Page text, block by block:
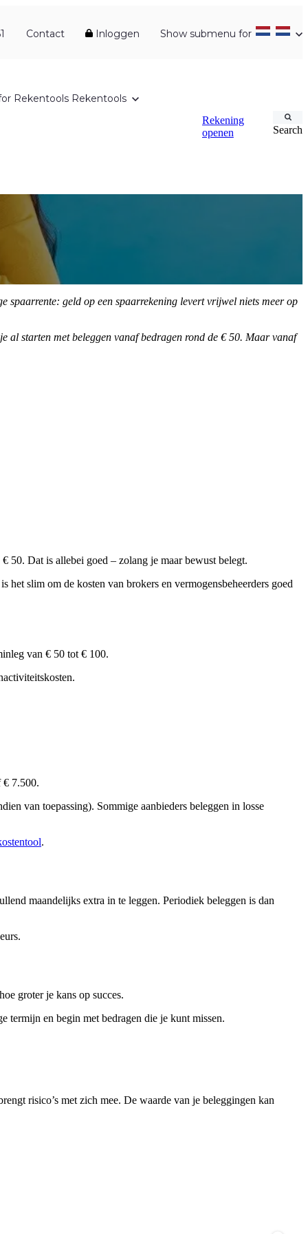
Contact Inloggen Show submenu for
Rekentools Rekentools
Rekening
openen
Search
spaarrente: geld op een spaarrekening levert vrijwel niets meer op
al starten met beleggen vanaf bedragen rond de € 50. Maar vanaf
50. Dat is allebei goed – zolang je maar bewust belegt.
het slim om de kosten van brokers en vermogensbeheerders goed
van € 50 tot € 100.
€ 7.500.
van toepassing). Sommige aanbieders beleggen in losse
.
maandelijks extra in te leggen. Periodiek beleggen is dan
groter je kans op succes.
termijn en begin met bedragen die je kunt missen.
risico’s met zich mee. De waarde van je beleggingen kan